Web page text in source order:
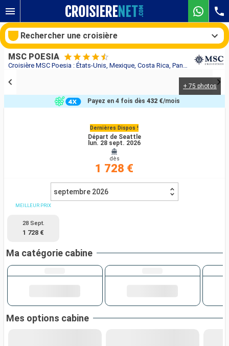
Croisière MSC Poesia : États-Unis, Mexique, Costa Rica, Panama, Colombie, Caïmans (Îles), Jamaïque au départ de Seattle
MSC POESIA
+ 75 photos
Dernières Dispos !
Départ de Seattle
lun. 28 sept. 2026
dès
1 728 €
Payez en 4 fois dès 432 €/mois
septembre 2026
MEILLEUR PRIX
28 Sept.
1 728 €
Ma catégorie cabine
Mes options cabine
Rechercher une croisière
Compagnies
Rechercher